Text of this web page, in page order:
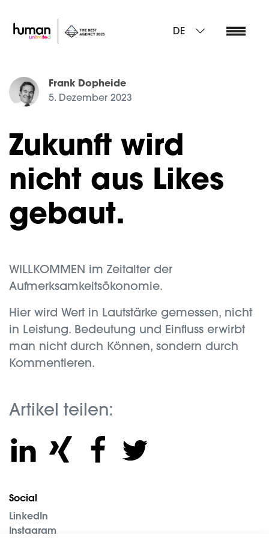
DE
Frank Dopheide
5. Dezember 2023
Zukunft wird
nicht aus Likes
gebaut.
WILLKOMMEN im Zeitalter der
Aufmerksamkeitsökonomie.
Hier wird Wert in Lautstärke gemessen, nicht
in Leistung. Bedeutung und Einfluss erwirbt
man nicht durch Können, sondern durch
Kommentieren.
Artikel teilen:
Social
LinkedIn
Instagram